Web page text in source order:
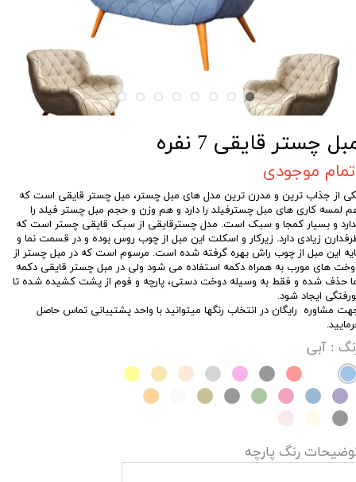
چستر قایقی 7 نفره
موجودی
از جذاب ترین و مدرن ترین مدل های مبل چستر، مبل چستر قایقی است که
لمسه کاری های مبل چسترفیلد را دارد و هم وزن و حجم مبل چستر فیلد را
و بسیار کمجا و سبک است. مدل چسترقایقی از سبک قایقی چستر است که
زیادی دارد. زیرکار و اسکلت این مبل از چوب روس بوده و در قسمت نما و
این مبل از چوب راش بهره گرفته شده است. مرسوم است که در مبل چستر از
های مورب به همراه دکمه استفاده می شود ولی در مبل چستر قایقی دکمه
حذف شده و فقط به وسیله دوخت دستی، پارچه و فوم از پشت کشیده شده تا
ایجاد شود.
مشاوره رایگان در انتخاب رنگها میتوانید با واحد پشتیبانی تماس حاصل
: آبی
رنگ پارچه